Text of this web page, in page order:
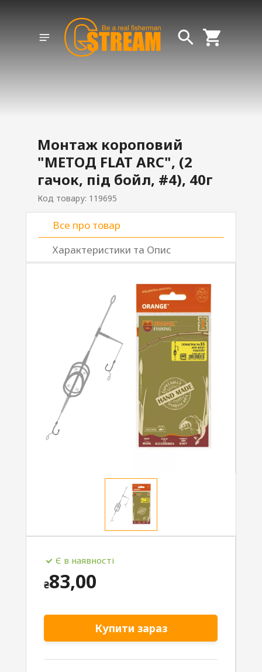
Монтаж короповий
"МЕТОД FLAT ARC", (2
гачок, під бойл, #4), 40г
Код товару: 119695
Все про товар
Характеристики та Опис
Є в наявності
₴83,00
Купити зараз